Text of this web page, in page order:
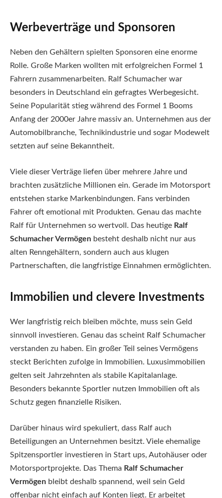
Werbeverträge und Sponsoren
Neben den Gehältern spielten Sponsoren eine enorme
Rolle. Große Marken wollten mit erfolgreichen Formel 1
Fahrern zusammenarbeiten. Ralf Schumacher war
besonders in Deutschland ein gefragtes Werbegesicht.
Seine Popularität stieg während des Formel 1 Booms
Anfang der 2000er Jahre massiv an. Unternehmen aus der
Automobilbranche, Technikindustrie und sogar Modewelt
setzten auf seine Bekanntheit.
Viele dieser Verträge liefen über mehrere Jahre und
brachten zusätzliche Millionen ein. Gerade im Motorsport
entstehen starke Markenbindungen. Fans verbinden
Fahrer oft emotional mit Produkten. Genau das machte
Ralf für Unternehmen so wertvoll. Das heutige Ralf
Schumacher Vermögen besteht deshalb nicht nur aus
alten Renngehältern, sondern auch aus klugen
Partnerschaften, die langfristige Einnahmen ermöglichten.
Immobilien und clevere Investments
Wer langfristig reich bleiben möchte, muss sein Geld
sinnvoll investieren. Genau das scheint Ralf Schumacher
verstanden zu haben. Ein großer Teil seines Vermögens
steckt Berichten zufolge in Immobilien. Luxusimmobilien
gelten seit Jahrzehnten als stabile Kapitalanlage.
Besonders bekannte Sportler nutzen Immobilien oft als
Schutz gegen finanzielle Risiken.
Darüber hinaus wird spekuliert, dass Ralf auch
Beteiligungen an Unternehmen besitzt. Viele ehemalige
Spitzensportler investieren in Start ups, Autohäuser oder
Motorsportprojekte. Das Thema Ralf Schumacher
Vermögen bleibt deshalb spannend, weil sein Geld
offenbar nicht einfach auf Konten liegt. Er arbeitet